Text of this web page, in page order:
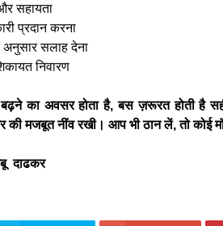
सहायता
प्रदान करना
अनुसार सलाह देना
निवारण
का अवसर होता है, बस ज़रूरत होती है
की मजबूत नींव रखी। आप भी ठान लें, तो कोई
दाढकर